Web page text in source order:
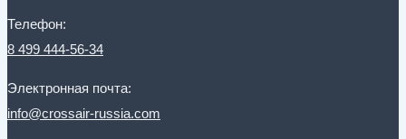
Телефон:
8 499 444-56-34
Электронная почта:
info@crossair-russia.com